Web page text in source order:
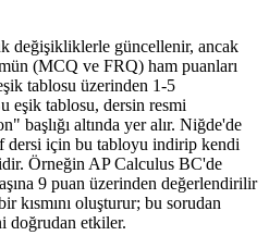
değişikliklerle güncellenir, ancak
(MCQ ve FRQ) ham puanları
tablosu üzerinden 1-5
eşik tablosu, dersin resmi
başlığı altında yer alır. Niğde'de
dersi için bu tabloyu indirip kendi
Örneğin AP Calculus BC'de
9 puan üzerinden değerlendirilir
kısmını oluşturur; bu sorudan
doğrudan etkiler.